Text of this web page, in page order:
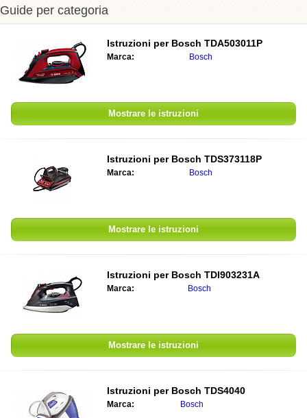
Guide per categoria
Istruzioni per Bosch TDA503011P
Marca: Bosch
Mostrare le istruzioni
Istruzioni per Bosch TDS373118P
Marca: Bosch
Mostrare le istruzioni
Istruzioni per Bosch TDI903231A
Marca: Bosch
Mostrare le istruzioni
Istruzioni per Bosch TDS4040
Marca: Bosch